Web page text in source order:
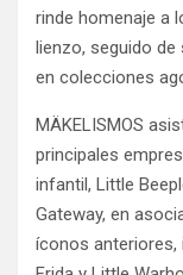
rinde homenaje a
lienzo, seguido de
en colecciones
MÄKELISMOS
principales
infantil, Little
Gateway, en
íconos anteriores,